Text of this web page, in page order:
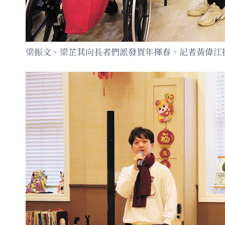
梁振文、梁芷萁向長者們派發賀年揮春。記者黃偉江